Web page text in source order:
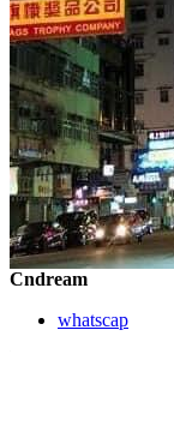
Cndream
whatscap